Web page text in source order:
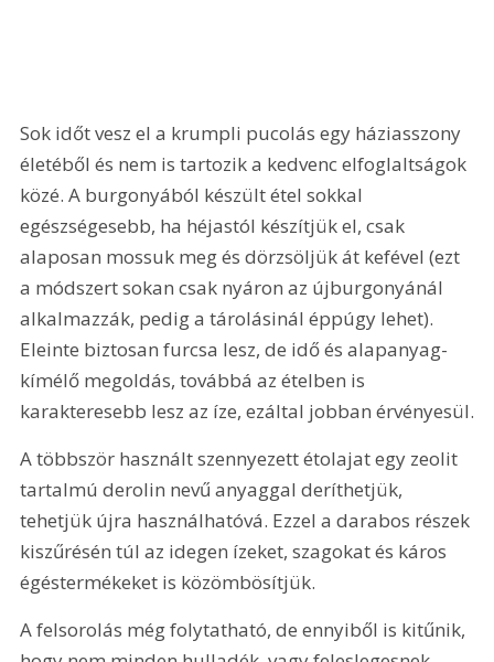
Sok időt vesz el a krumpli pucolás egy háziasszony
életéből és nem is tartozik a kedvenc elfoglaltságok
közé. A burgonyából készült étel sokkal
egészségesebb, ha héjastól készítjük el, csak
alaposan mossuk meg és dörzsöljük át kefével (ezt
a módszert sokan csak nyáron az újburgonyánál
alkalmazzák, pedig a tárolásinál éppúgy lehet).
Eleinte biztosan furcsa lesz, de idő és alapanyag-
kímélő megoldás, továbbá az ételben is
karakteresebb lesz az íze, ezáltal jobban érvényesül.
A többször használt szennyezett étolajat egy zeolit
tartalmú derolin nevű anyaggal deríthetjük,
tehetjük újra használhatóvá. Ezzel a darabos részek
kiszűrésén túl az idegen ízeket, szagokat és káros
égéstermékeket is közömbösítjük.
A felsorolás még folytatható, de ennyiből is kitűnik,